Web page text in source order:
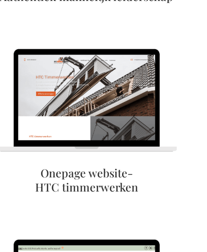
Onepage website-
HTC timmerwerken